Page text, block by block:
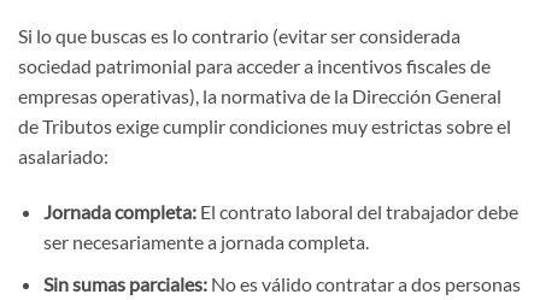
Si lo que buscas es lo contrario (evitar ser considerada
sociedad patrimonial para acceder a incentivos fiscales de
empresas operativas), la normativa de la Dirección General
de Tributos exige cumplir condiciones muy estrictas sobre el
asalariado:
Jornada completa:El contrato laboral del trabajador debe
ser necesariamente a jornada completa.
Sin sumas parciales:No es válido contratar a dos personas